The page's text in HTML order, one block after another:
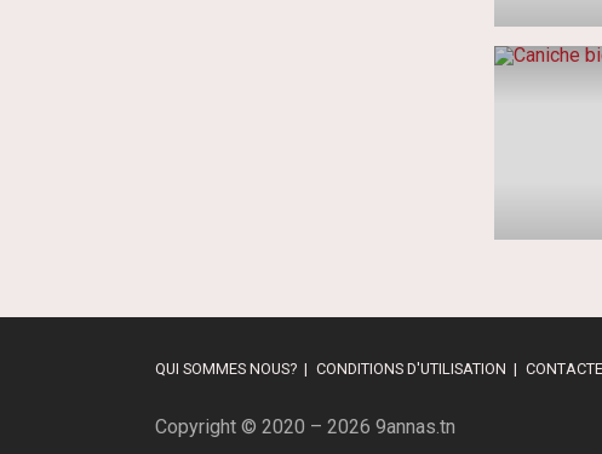
QUI SOMMES NOUS? CONDITIONS D'UTILISATION
Copyright © 2020 – 2026 9annas.tn